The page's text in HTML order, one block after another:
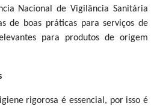
Nacional de Vigilância Sanitária
de boas práticas para serviços de
para produtos de origem
rigorosa é essencial, por isso é